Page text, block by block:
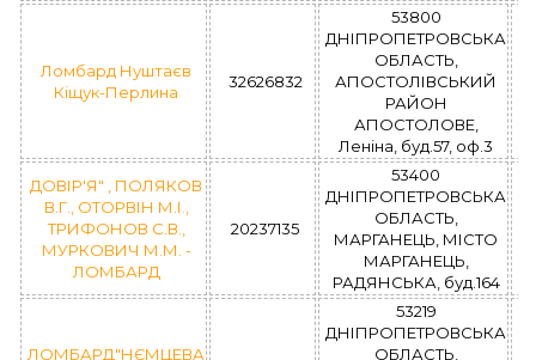
Ломбард Нуштаєв
Кіщук-Перлина
32626832
53800
ДНІПРОПЕТРОВСЬКА
ОБЛАСТЬ,
АПОСТОЛІВСЬКИЙ
РАЙОН
АПОСТОЛОВЕ,
Леніна, буд.57, оф.3
ДОВІР'Я" , ПОЛЯКОВ
В.Г., ОТОРВІН М.І.,
ТРИФОНОВ С.В.,
МУРКОВИЧ М.М. -
ЛОМБАРД
20237135
53400
ДНІПРОПЕТРОВСЬКА
ОБЛАСТЬ,
МАРГАНЕЦЬ, МІСТО
МАРГАНЕЦЬ,
РАДЯНСЬКА, буд.164
ЛОМБАРД"НЄМЦЕВА
53219
ДНІПРОПЕТРОВСЬКА
ОБЛАСТЬ,